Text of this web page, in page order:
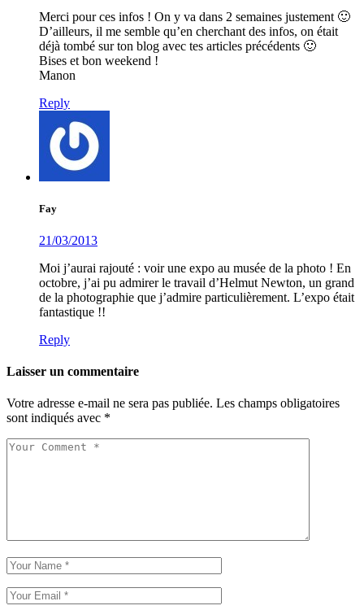
Merci pour ces infos ! On y va dans 2 semaines justement 🙂
D’ailleurs, il me semble qu’en cherchant des infos, on était
déjà tombé sur ton blog avec tes articles précédents 🙂
Bises et bon weekend !
Manon
Reply
Fay
21/03/2013
Moi j’aurai rajouté : voir une expo au musée de la photo ! En
octobre, j’ai pu admirer le travail d’Helmut Newton, un grand
de la photographie que j’admire particulièrement. L’expo était
fantastique !!
Reply
Laisser un commentaire
Votre adresse e-mail ne sera pas publiée. Les champs obligatoires
sont indiqués avec *